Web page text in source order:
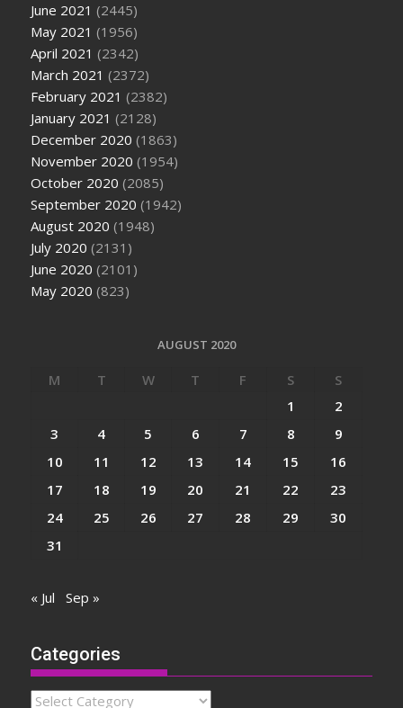
June 2021 (2445)
May 2021 (1956)
April 2021 (2342)
March 2021 (2372)
February 2021 (2382)
January 2021 (2128)
December 2020 (1863)
November 2020 (1954)
October 2020 (2085)
September 2020 (1942)
August 2020 (1948)
July 2020 (2131)
June 2020 (2101)
May 2020 (823)
AUGUST 2020
M T W T F S
S
1
2
3
4 5 6 7 8
9
10
11 12 13 14 15
16
17
18 19 20 21 22
23
24
25 26 27 28 29
30
31
« Jul Sep »
Categories
Categories